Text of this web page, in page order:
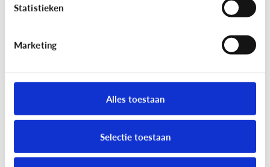
Statistieken
Marketing
Alles toestaan
Selectie toestaan
Mijn kind heeft moeite met
schrijven en spelling. Welke apps
of toepassingen kunnen helpen?